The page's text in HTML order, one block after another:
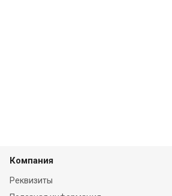
Компания
Реквизиты